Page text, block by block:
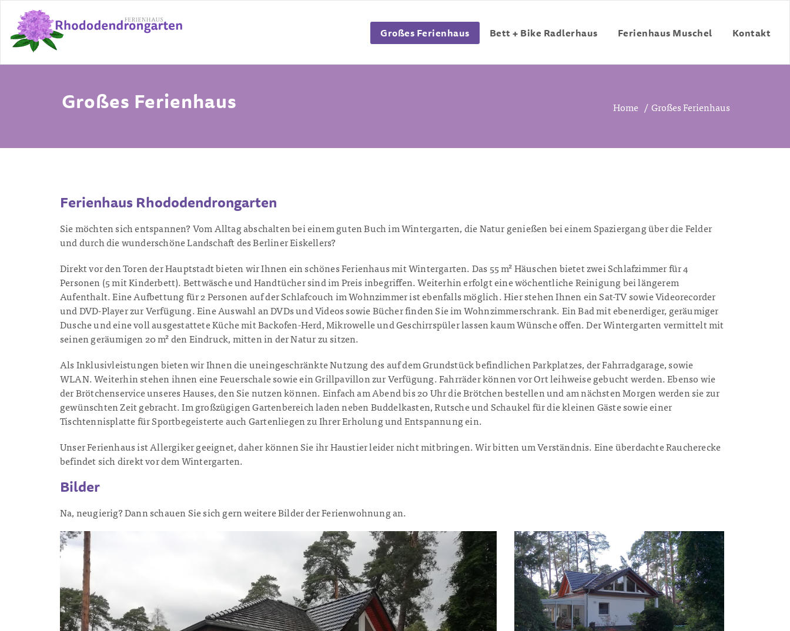
Großes Ferienhaus Bett + Bike Radlerhaus Ferienhaus Muschel Kontakt
Großes Ferienhaus Home /Großes Ferienhaus
Ferienhaus Rhododendrongarten
Sie möchten sich entspannen? Vom Alltag abschalten bei einem guten Buch im Wintergarten, die Natur genießen bei einem Spaziergang über die Felder
und durch die wunderschöne Landschaft des Berliner Eiskellers?
Direkt vor den Toren der Hauptstadt bieten wir Ihnen ein schönes Ferienhaus mit Wintergarten. Das 55 m² Häuschen bietet zwei Schlafzimmer für 4
Personen (5 mit Kinderbett). Bettwäsche und Handtücher sind im Preis inbegriffen. Weiterhin erfolgt eine wöchentliche Reinigung bei längerem
Aufenthalt. Eine Aufbettung für 2 Personen auf der Schlafcouch im Wohnzimmer ist ebenfalls möglich. Hier stehen Ihnen ein Sat-TV sowie Videorecorder
und DVD-Player zur Verfügung. Eine Auswahl an DVDs und Videos sowie Bücher finden Sie im Wohnzimmerschrank. Ein Bad mit ebenerdiger, geräumiger
Dusche und eine voll ausgestattete Küche mit Backofen-Herd, Mikrowelle und Geschirrspüler lassen kaum Wünsche offen. Der Wintergarten vermittelt mit
seinen geräumigen 20 m² den Eindruck, mitten in der Natur zu sitzen.
Als Inklusivleistungen bieten wir Ihnen die uneingeschränkte Nutzung des auf dem Grundstück befindlichen Parkplatzes, der Fahrradgarage, sowie
WLAN. Weiterhin stehen ihnen eine Feuerschale sowie ein Grillpavillon zur Verfügung. Fahrräder können vor Ort leihweise gebucht werden. Ebenso wie
der Brötchenservice unseres Hauses, den Sie nutzen können. Einfach am Abend bis 20 Uhr die Brötchen bestellen und am nächsten Morgen werden sie zur
gewünschten Zeit gebracht. Im großzügigen Gartenbereich laden neben Buddelkasten, Rutsche und Schaukel für die kleinen Gäste sowie einer
Tischtennisplatte für Sportbegeisterte auch Gartenliegen zu Ihrer Erholung und Entspannung ein.
Unser Ferienhaus ist Allergiker geeignet, daher können Sie ihr Haustier leider nicht mitbringen. Wir bitten um Verständnis. Eine überdachte Raucherecke
befindet sich direkt vor dem Wintergarten.
Bilder
Na, neugierig? Dann schauen Sie sich gern weitere Bilder der Ferienwohnung an.